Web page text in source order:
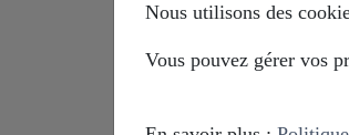
lundi septembre 29,
en Ukraine) : je
Nous utilisons des
Vous pouvez gérer vos